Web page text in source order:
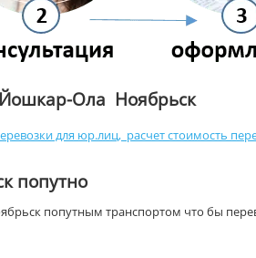
Ола Ноябрьск
для юр.лиц, расчет стоимость
попутно
попутным транспортом что бы